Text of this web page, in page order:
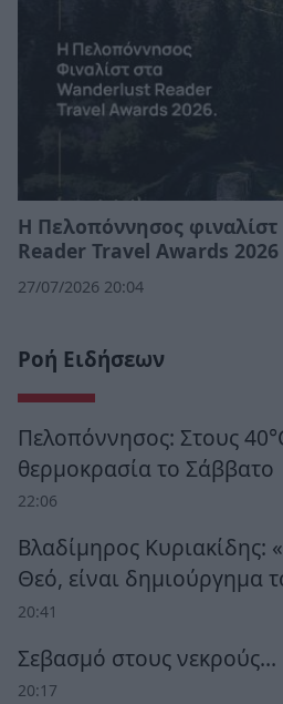
Η Πελοπόννησος
Reader Travel Awards 2026
27/07/2026 20:04
Ροή Ειδήσεων
Πελοπόννησος: Στους
θερμοκρασία το Σάββατο
22:06
Βλαδίμηρος Κυριακίδης:
Θεό, είναι δημιούργημα
20:41
Σεβασμό στους νεκρούς…
20:17